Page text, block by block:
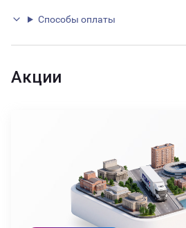
Способы оплаты
Акции